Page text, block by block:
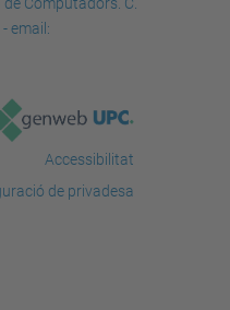
email:
Accessibilitat
de privadesa